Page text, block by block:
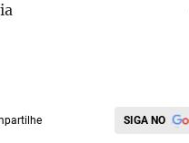
SIGA NO